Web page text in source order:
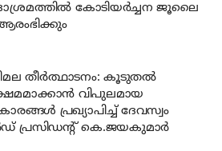
കോടിയര്‍ച്ചന ജൂലൈ
തീര്‍ത്ഥാടനം: കൂടുതല്‍
വിപുലമായ
പ്രഖ്യാപിച്ച് ദേവസ്വം
പ്രസിഡന്റ് കെ.ജയകുമാര്‍